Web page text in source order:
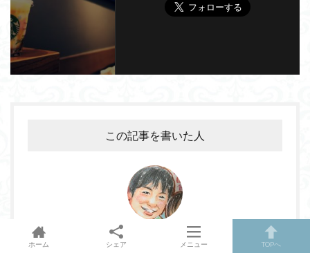
この記事を書いた人
ホーム シェア メニュー TOPへ